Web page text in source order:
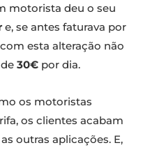
motorista deu o seu
e, se antes faturava por
esta alteração não
30€ por dia.
os motoristas
os clientes acabam
outras aplicações. E,